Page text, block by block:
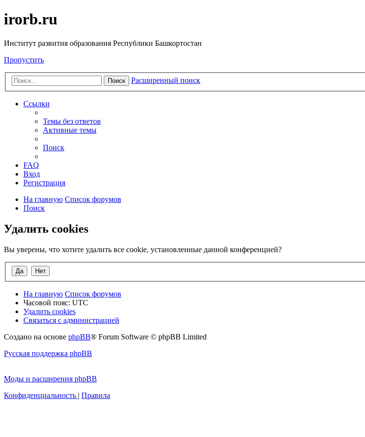
irorb.ru
Институт развития образования Республики Башкортостан
Пропустить
Поиск Расширенный поиск
Ссылки
Темы без ответов
Активные темы
Поиск
FAQ
Вход
Регистрация
На главную Список форумов
Поиск
Удалить cookies
Вы уверены, что хотите удалить все cookie, установленные данной конференцией?
На главную Список форумов
Часовой пояс: UTC
Удалить cookies
Связаться с администрацией
Создано на основе phpBB® Forum Software © phpBB Limited
Русская поддержка phpBB
Моды и расширения phpBB
Конфиденциальность | Правила